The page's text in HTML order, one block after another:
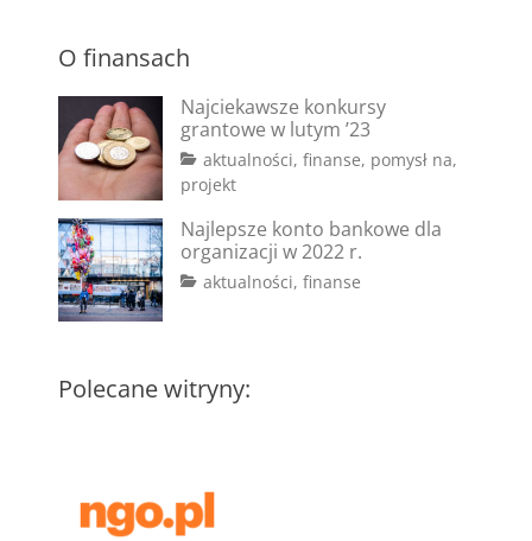
O finansach
Najciekawsze konkursy
grantowe w lutym ’23
Categories
aktualności, finanse, pomysł na,
projekt
#fundusze,
#granty,
#konkursy,
lutego
2023
Najlepsze konto bankowe dla
organizacji w 2022 r.
Categories
aktualności, finanse
Polecane witryny: